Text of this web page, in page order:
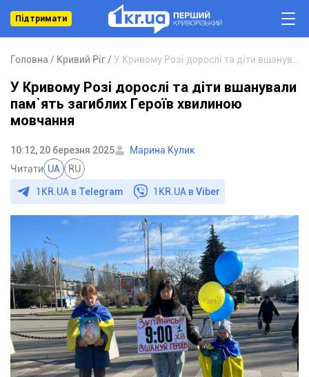
Підтримати
Головна Кривий Ріг
У Кривому Розі дорослі та діти вшанували
пам`ять загиблих Героїв хвилиною
мовчання
10:12, 20 березня 2025
Марина Кулик
Читати UA RU
1KR.UA в Telegram 1KR.UA вViber